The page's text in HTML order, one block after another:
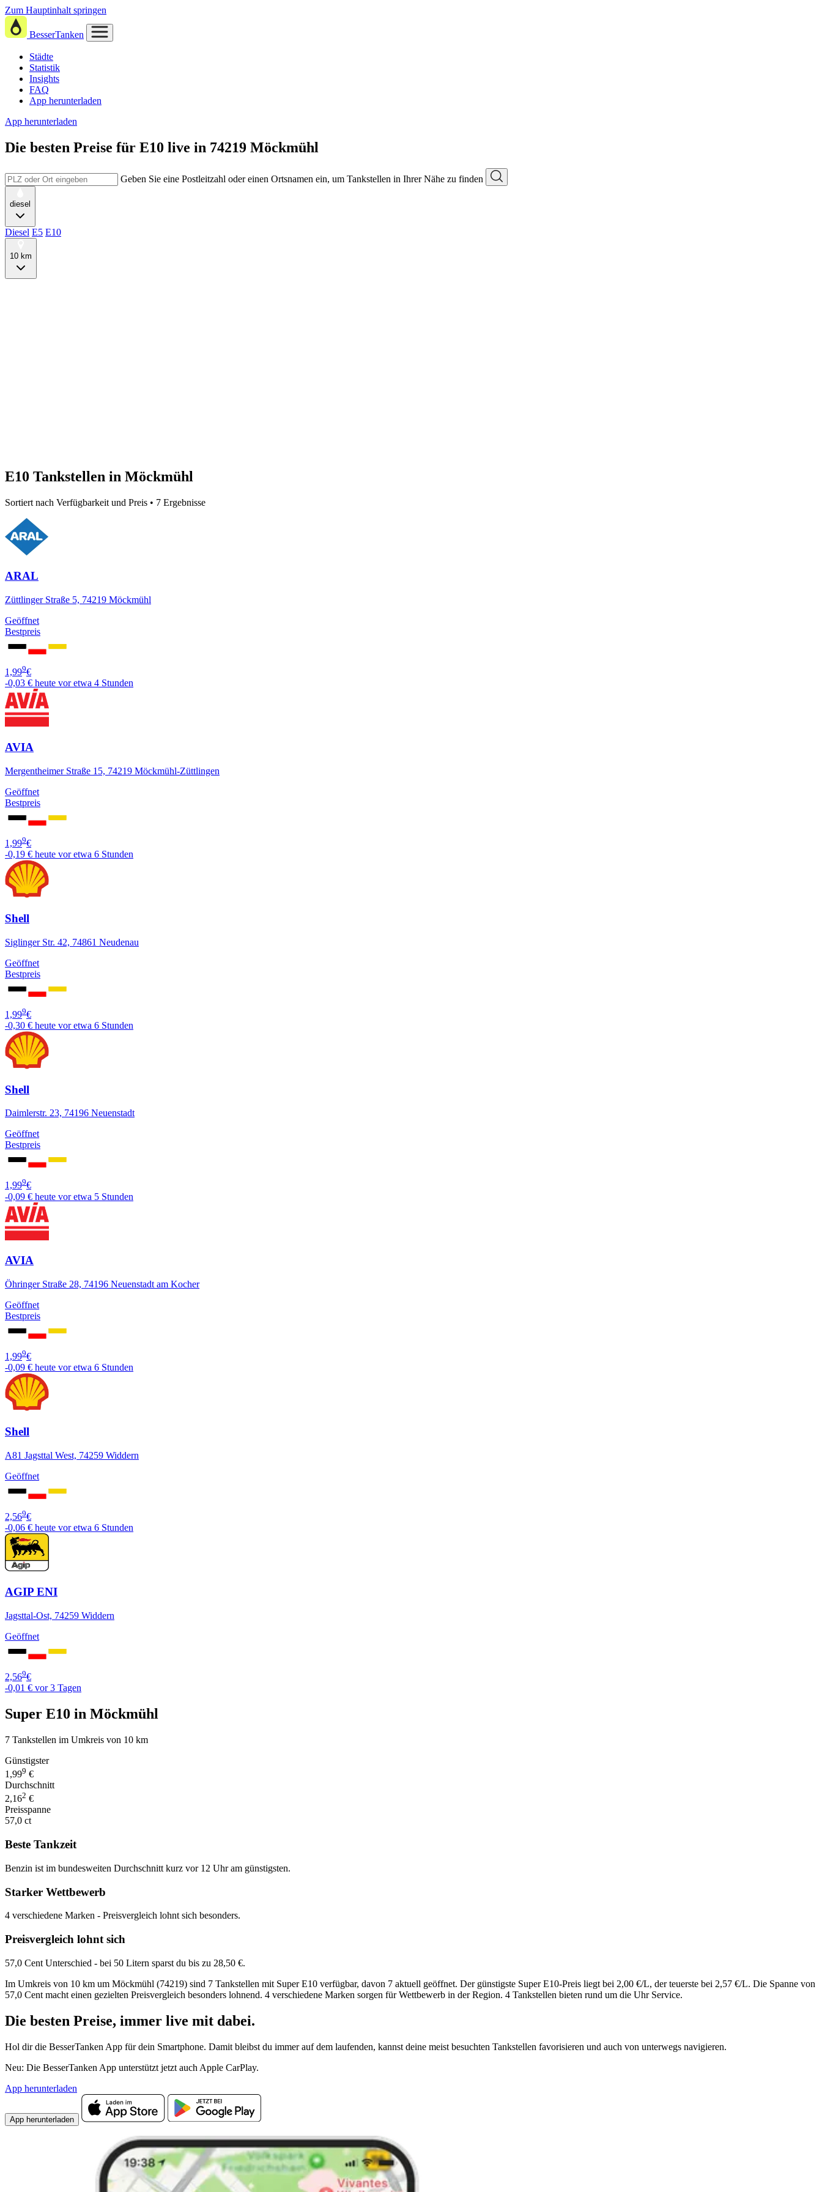
Zum Hauptinhalt springen
BesserTanken
Städte
Statistik
Insights
FAQ
App herunterladen
App herunterladen
Die besten Preise für E10 live in 74219 Möckmühl
Geben Sie eine Postleitzahl oder einen Ortsnamen ein, um Tankstellen in Ihrer Nähe zu finden
diesel
Diesel E5 E10
10 km
E10 Tankstellen in Möckmühl
Sortiert nach Verfügbarkeit und Preis • 7 Ergebnisse
ARAL
Züttlinger Straße 5, 74219 Möckmühl
Geöffnet
Bestpreis
1,999€
-0,03 € heute vor etwa 4 Stunden
AVIA
Mergentheimer Straße 15, 74219 Möckmühl-Züttlingen
Geöffnet
Bestpreis
1,999€
-0,19 € heute vor etwa 6 Stunden
Shell
Siglinger Str. 42, 74861 Neudenau
Geöffnet
Bestpreis
1,999€
-0,30 € heute vor etwa 6 Stunden
Shell
Daimlerstr. 23, 74196 Neuenstadt
Geöffnet
Bestpreis
1,999€
-0,09 € heute vor etwa 5 Stunden
AVIA
Öhringer Straße 28, 74196 Neuenstadt am Kocher
Geöffnet
Bestpreis
1,999€
-0,09 € heute vor etwa 6 Stunden
Shell
A81 Jagsttal West, 74259 Widdern
Geöffnet
2,569€
-0,06 € heute vor etwa 6 Stunden
AGIP ENI
Jagsttal-Ost, 74259 Widdern
Geöffnet
2,569€
-0,01 € vor 3 Tagen
Super E10 in Möckmühl
7 Tankstellen im Umkreis von 10 km
Günstigster
1,999 €
Durchschnitt
2,162 €
Preisspanne
57,0 ct
Beste Tankzeit
Benzin ist im bundesweiten Durchschnitt kurz vor 12 Uhr am günstigsten.
Starker Wettbewerb
4 verschiedene Marken - Preisvergleich lohnt sich besonders.
Preisvergleich lohnt sich
57,0 Cent Unterschied - bei 50 Litern sparst du bis zu 28,50 €.
Im Umkreis von 10 km um Möckmühl (74219) sind 7 Tankstellen mit Super E10 verfügbar, davon 7 aktuell geöffnet. Der günstigste Super E10-Preis liegt bei 2,00 €/L, der teuerste bei 2,57 €/L. Die Spanne von
57,0 Cent macht einen gezielten Preisvergleich besonders lohnend. 4 verschiedene Marken sorgen für Wettbewerb in der Region. 4 Tankstellen bieten rund um die Uhr Service.
Die besten Preise, immer live mit dabei.
Hol dir die BesserTanken App für dein Smartphone. Damit bleibst du immer auf dem laufenden, kannst deine meist besuchten Tankstellen favorisieren und auch von unterwegs navigieren.
Neu: Die BesserTanken App unterstützt jetzt auch Apple CarPlay.
App herunterladen
App herunterladen